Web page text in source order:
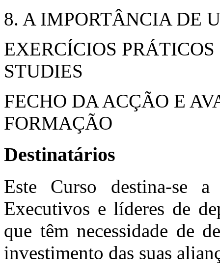
8. A IMPORTÂNCIA DE
EXERCÍCIOS
STUDIES
FECHO DA ACÇÃO E
FORMAÇÃO
Destinatários
Este Curso destina-se
Executivos e líderes de
que têm necessidade de
investimento das suas